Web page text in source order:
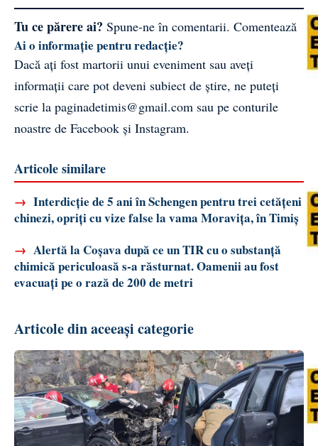
Tu ce părere ai? Spune-ne în comentarii. Comentează
Ai o informație pentru redacție?
Dacă ați fost martorii unui eveniment sau aveți
informații care pot deveni subiect de știre, ne puteți
scrie la paginadetimis@gmail.com sau pe conturile
noastre de Facebook și Instagram.
Articole similare
→ Interdicție de 5 ani în Schengen pentru trei cetățeni
chinezi, opriți cu vize false la vama Moravița, în Timiș
→ Alertă la Coșava după ce un TIR cu o substanță
chimică periculoasă s-a răsturnat. Oamenii au fost
evacuați pe o rază de 200 de metri
Articole din aceeași categorie